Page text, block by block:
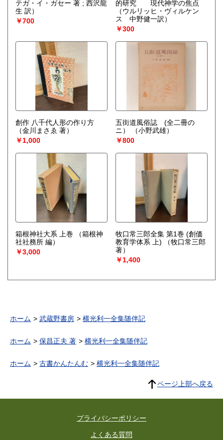
テガ・イ・ガセー 著 ; 西沢龍
生 訳）
￥700
的研究 現代神学の焦点
（ウルリッヒ・ヴィルケン
ス 中野健一訳）
￥300
創作 八千代人形の作り方
（金川まさゑ 著）
￥1,000
五街道風俗誌 (全二冊の
ニ）
（小野武雄）
￥800
箱根神社大系 上巻
（箱根神
社社務所 編）
￥3,000
牧口常三郎全集 第1巻 (創価
教育学体系 上)
（牧口常三郎
著）
￥1,400
ホーム 武蔵野書房 横光利一全集随伴記
ホーム 保昌正夫 著 横光利一全集随伴記
ホーム 古書かんたんむ 横光利一全集随伴記
ページ上部へ戻る
プライバシーポリシー
よくある質問